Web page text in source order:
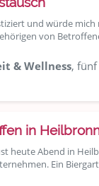
und würde mich
von
& Wellness,
in
heute Abend in
Ein